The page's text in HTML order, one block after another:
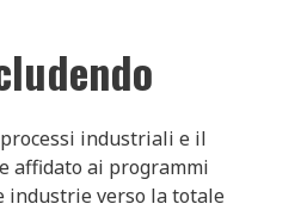
industriali e il
affidato ai programmi
industrie verso la totale